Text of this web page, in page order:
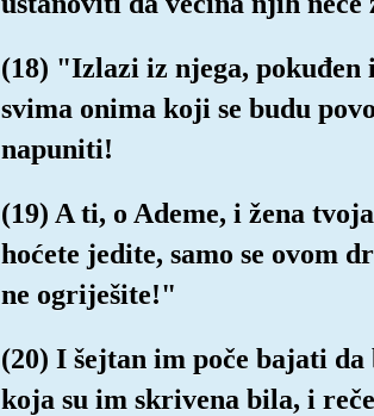
(18) "Izlazi iz njega,
svima onima koji se budu
napuniti!
(19) A ti, o Ademe, i žena
hoćete jedite, samo se ovom
ne ogriješite!"
(20) I šejtan im poče bajati
koja su im skrivena bila, i